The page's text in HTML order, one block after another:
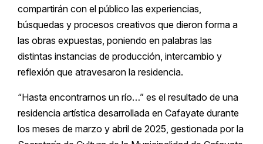
compartirán con el público las experiencias,
búsquedas y procesos creativos que dieron forma a
las obras expuestas, poniendo en palabras las
distintas instancias de producción, intercambio y
reflexión que atravesaron la residencia.
“Hasta encontrarnos un río…” es el resultado de una
residencia artística desarrollada en Cafayate durante
los meses de marzo y abril de 2025, gestionada por la